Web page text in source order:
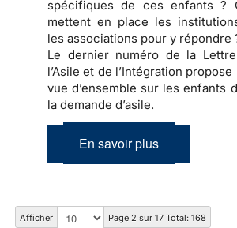
spécifiques de ces enfants ?
mettent en place les
les associations pour y répondre
Le dernier numéro de la
l’Asile et de l’Intégration propose
vue d’ensemble sur les enfants
la demande d’asile.
En savoir plus
Afficher Page 2 sur 17 Total: 168